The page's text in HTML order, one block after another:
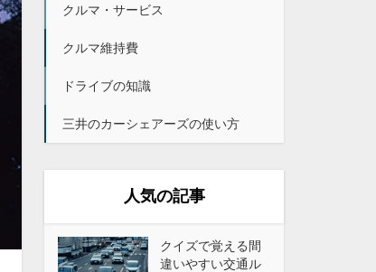
クルマ・サービス
クルマ維持費
ドライブの知識
三井のカーシェアーズの使い方
人気の記事
クイズで覚える間
違いやすい交通ル